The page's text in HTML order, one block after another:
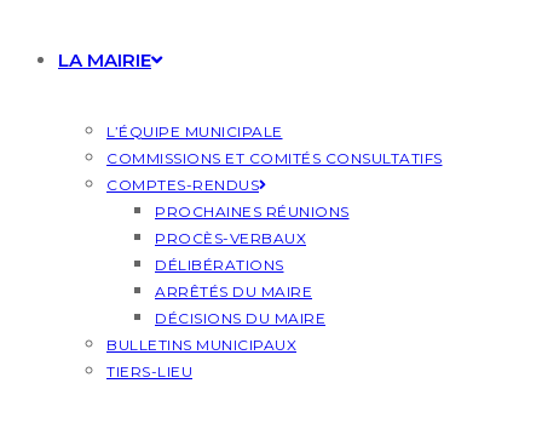
LA MAIRIE
L’ÉQUIPE MUNICIPALE
COMMISSIONS ET COMITÉS CONSULTATIFS
COMPTES-RENDUS
PROCHAINES RÉUNIONS
PROCÈS-VERBAUX
DÉLIBÉRATIONS
ARRÊTÉS DU MAIRE
DÉCISIONS DU MAIRE
BULLETINS MUNICIPAUX
TIERS-LIEU